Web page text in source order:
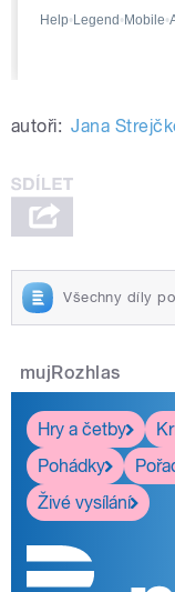
autoři: Jana
Všechny díly
mujRozhlas
Hry a četby
Pohádky
Živé vysílání